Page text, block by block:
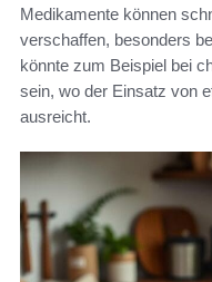
Medikamente können
verschaffen, besonders
könnte zum Beispiel bei
sein, wo der Einsatz von
ausreicht.